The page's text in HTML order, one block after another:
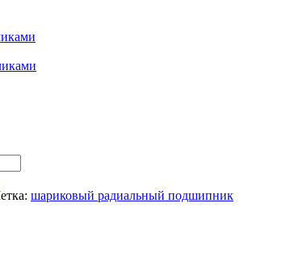
шариковый радиальный подшипник